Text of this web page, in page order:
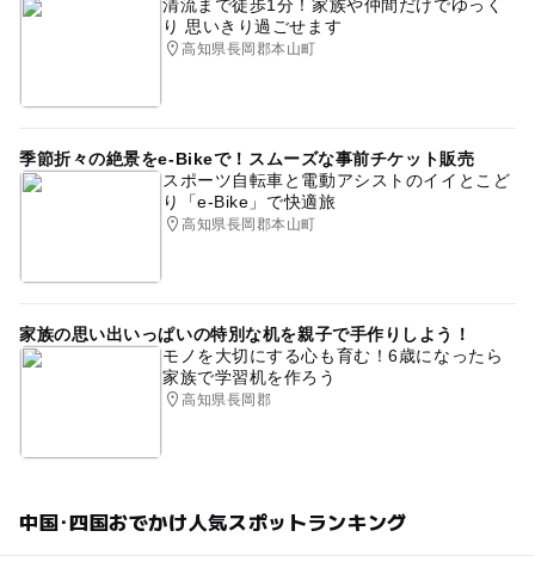
清流まで徒歩1分！家族や仲間だけでゆっく
り 思いきり過ごせます
高知県長岡郡本山町
季節折々の絶景をe-Bikeで！スムーズな事前チケット販売
スポーツ自転車と電動アシストのイイとこど
り「e-Bike」で快適旅
高知県長岡郡本山町
家族の思い出いっぱいの特別な机を親子で手作りしよう！
モノを大切にする心も育む！6歳になったら
家族で学習机を作ろう
高知県長岡郡
中国･四国おでかけ人気スポットランキング